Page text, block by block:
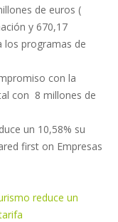
de euros (
y 670,17
los programas de
con la
con 8 millones de
un 10,58% su
first on Empresas
reduce un